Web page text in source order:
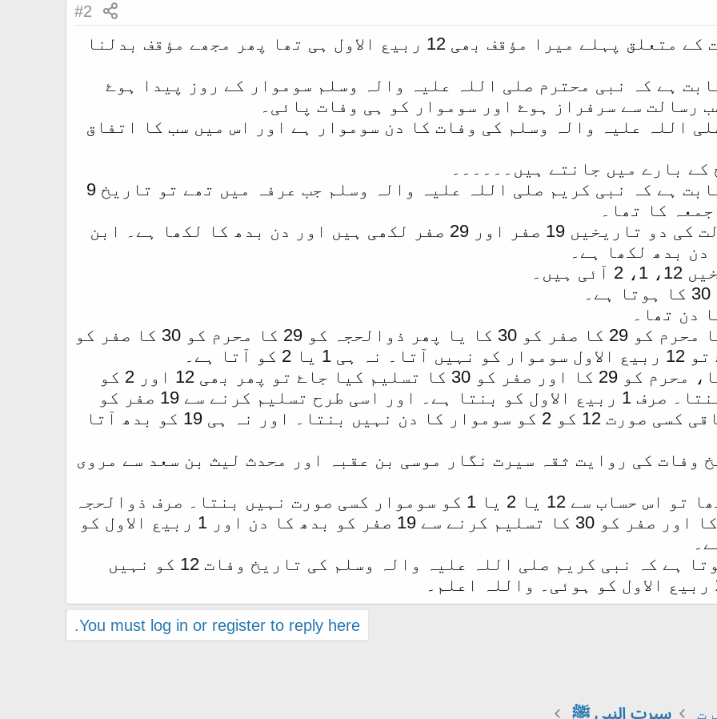
#2
جی بالکل تاریخ وفات کے متعلق پہلے میرا مؤقف بھی 12 ربیع الاول ہی تھا پھر مجھے مؤقف بدلنا
ہے کہ نبی محترم صلی اللہ علیہ والہ وسلم سوموار کے روز پیدا ہوۓ
رسالت سے سرفراز ہوۓ اور سوموار کو ہی وفات پائی۔
اللہ علیہ والہ وسلم کی وفات کا دن سوموار ہے اور اس میں سب کا اتفاق
کے بارے میں جانتے ہیں۔۔۔۔۔۔
جیسا کہ احادیث سے ثابت ہے کہ نبی کریم صلی اللہ علیہ والہ وسلم جب عرفہ میں تھے تو تاریخ 9
کا تھا۔
ابن سعد نے آپ کی علالت کی دو تاریخیں 19 صفر اور 29 صفر لکھی ہیں اور دن بدھ کا لکھا ہے۔ ابن
دن بدھ لکھا ہے۔
ہیں۔
ذوالحجہ کو اگر 30 کا محرم کو 29 کا صفر کو 30 کا یا پھر ذوالحجہ کو 29 کا محرم کو 30 کا صفر کو
اگر ذوالحجہ کو 29 کا، محرم کو 29 کا اور صفر کو 30 کا تسلیم کیا جاۓ تو پھر بھی 12 اور 2 کو
سوموار کا دن نہیں بنتا۔ صرف 1 ربیع الاول کو بنتا ہے۔ اور اسی طرح تسلیم کرنے سے 19 صفر کو
بدھ کا دن آتا ہے۔ باقی کسی صورت 12 کو 2 کو سوموار کا دن نہیں بنتا۔ اور نہ ہی 19 کو بدھ آتا
وفات کی روایت ثقہ سیرت نگار موسی بن عقبہ اور محدث لیث بن سعد سے مروی
9 ذوالحجہ کو جمعہ تھا تو اس حساب سے 12 یا 2 یا 1 کو سوموار کسی صورت نہیں بنتا۔ صرف ذوالحجہ
کو 29 کا محرم کو 29 کا اور صفر کو 30 کا تسلیم کرنے سے 19 صفر کو بدھ کا دن اور 1 ربیع الاول کو
تو اس سے یہی ثابت ہوتا ہے کہ نبی کریم صلی اللہ علیہ والہ وسلم کی تاریخ وفات 12 کو نہیں
You must log in or register to reply here.
سیرت النبی ﷺ